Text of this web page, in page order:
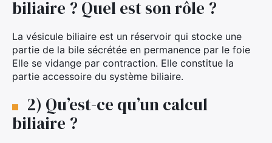
biliaire ? Quel est son rôle ?
La vésicule biliaire est un réservoir qui stocke une
partie de la bile sécrétée en permanence par le foie
Elle se vidange par contraction. Elle constitue la
partie accessoire du système biliaire.
2) Qu’est-ce qu’un calcul
biliaire ?